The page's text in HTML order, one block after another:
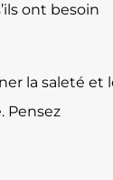
ont besoin
la saleté et
Pensez